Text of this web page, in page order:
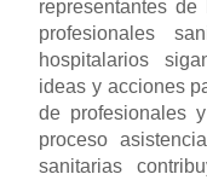
representantes
profesionales
hospitalarios
ideas y acciones
de profesionales
proceso
sanitarias